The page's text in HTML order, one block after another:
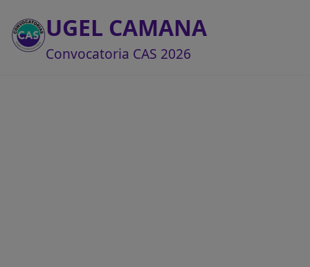
UGEL CAMANA
Convocatoria CAS 2026